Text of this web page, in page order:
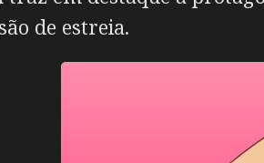
de estreia.